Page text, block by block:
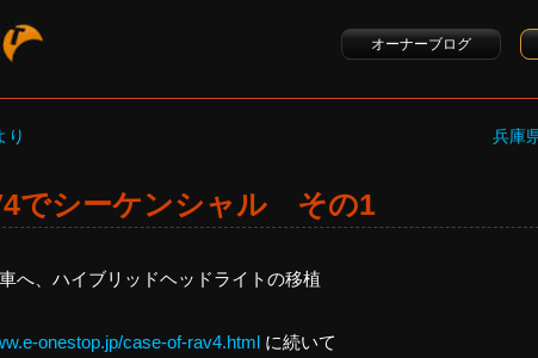
オーナーブログ
り 兵庫
でシーケンシャル その1
へ、ハイブリッドヘッドライトの移植
onestop.jp/case-of-rav4.html に続いて